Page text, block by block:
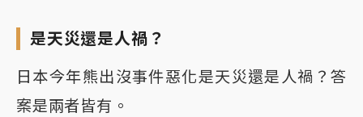
是天災還是人禍？
日本今年熊出沒事件惡化是天災還是人禍？答
案是兩者皆有。